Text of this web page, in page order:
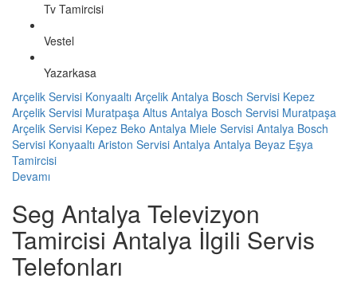
Tv Tamircisi
Vestel
Yazarkasa
Arçelik Servisi Konyaaltı Arçelik Antalya Bosch Servisi Kepez
Arçelik Servisi Muratpaşa Altus Antalya Bosch Servisi Muratpaşa
Arçelik Servisi Kepez Beko Antalya Miele Servisi Antalya Bosch
Servisi Konyaaltı Ariston Servisi Antalya Antalya Beyaz Eşya
Tamircisi
Devamı
Seg Antalya Televizyon
Tamircisi Antalya İlgili Servis
Telefonları